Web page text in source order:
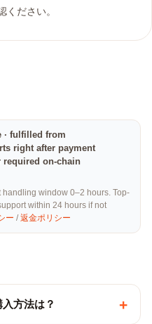
ください。
· fulfilled from
right after payment
required on-chain
window 0–2 hours. Top-
within 24 hours if not
ー /返金ポリシー
方法は？ +